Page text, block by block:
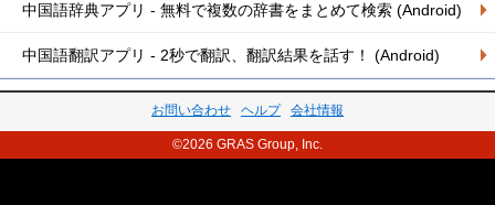
中国語辞典アプリ - 無料で複数の辞書をまとめて検索 (Android)
中国語翻訳アプリ - 2秒で翻訳、翻訳結果を話す！ (Android)
お問い合わせ ヘルプ 会社情報
©2026 GRAS Group, Inc.